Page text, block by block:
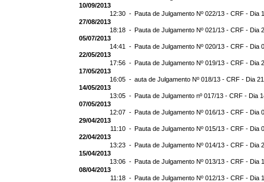
10/09/2013
12:30 - Pauta de Julgamento Nº 022/13 - CRF - Dia
27/08/2013
18:18 - Pauta de Julgamento Nº 021/13 - CRF - Dia
05/07/2013
14:41 - Pauta de Julgamento Nº 020/13 - CRF - Dia
22/05/2013
17:56 - Pauta de Julgamento Nº 019/13 - CRF - Dia
17/05/2013
16:05 - auta de Julgamento Nº 018/13 - CRF - Dia
14/05/2013
13:05 - Pauta de Julgamento nº 017/13 - CRF - Dia
07/05/2013
12:07 - Pauta de Julgamento Nº 016/13 - CRF - Dia
29/04/2013
11:10 - Pauta de Julgamento Nº 015/13 - CRF - Dia
22/04/2013
13:23 - Pauta de Julgamento Nº 014/13 - CRF - Dia
15/04/2013
13:06 - Pauta de Julgamento Nº 013/13 - CRF - Dia
08/04/2013
11:18 - Pauta de Julgamento Nº 012/13 - CRF - Dia